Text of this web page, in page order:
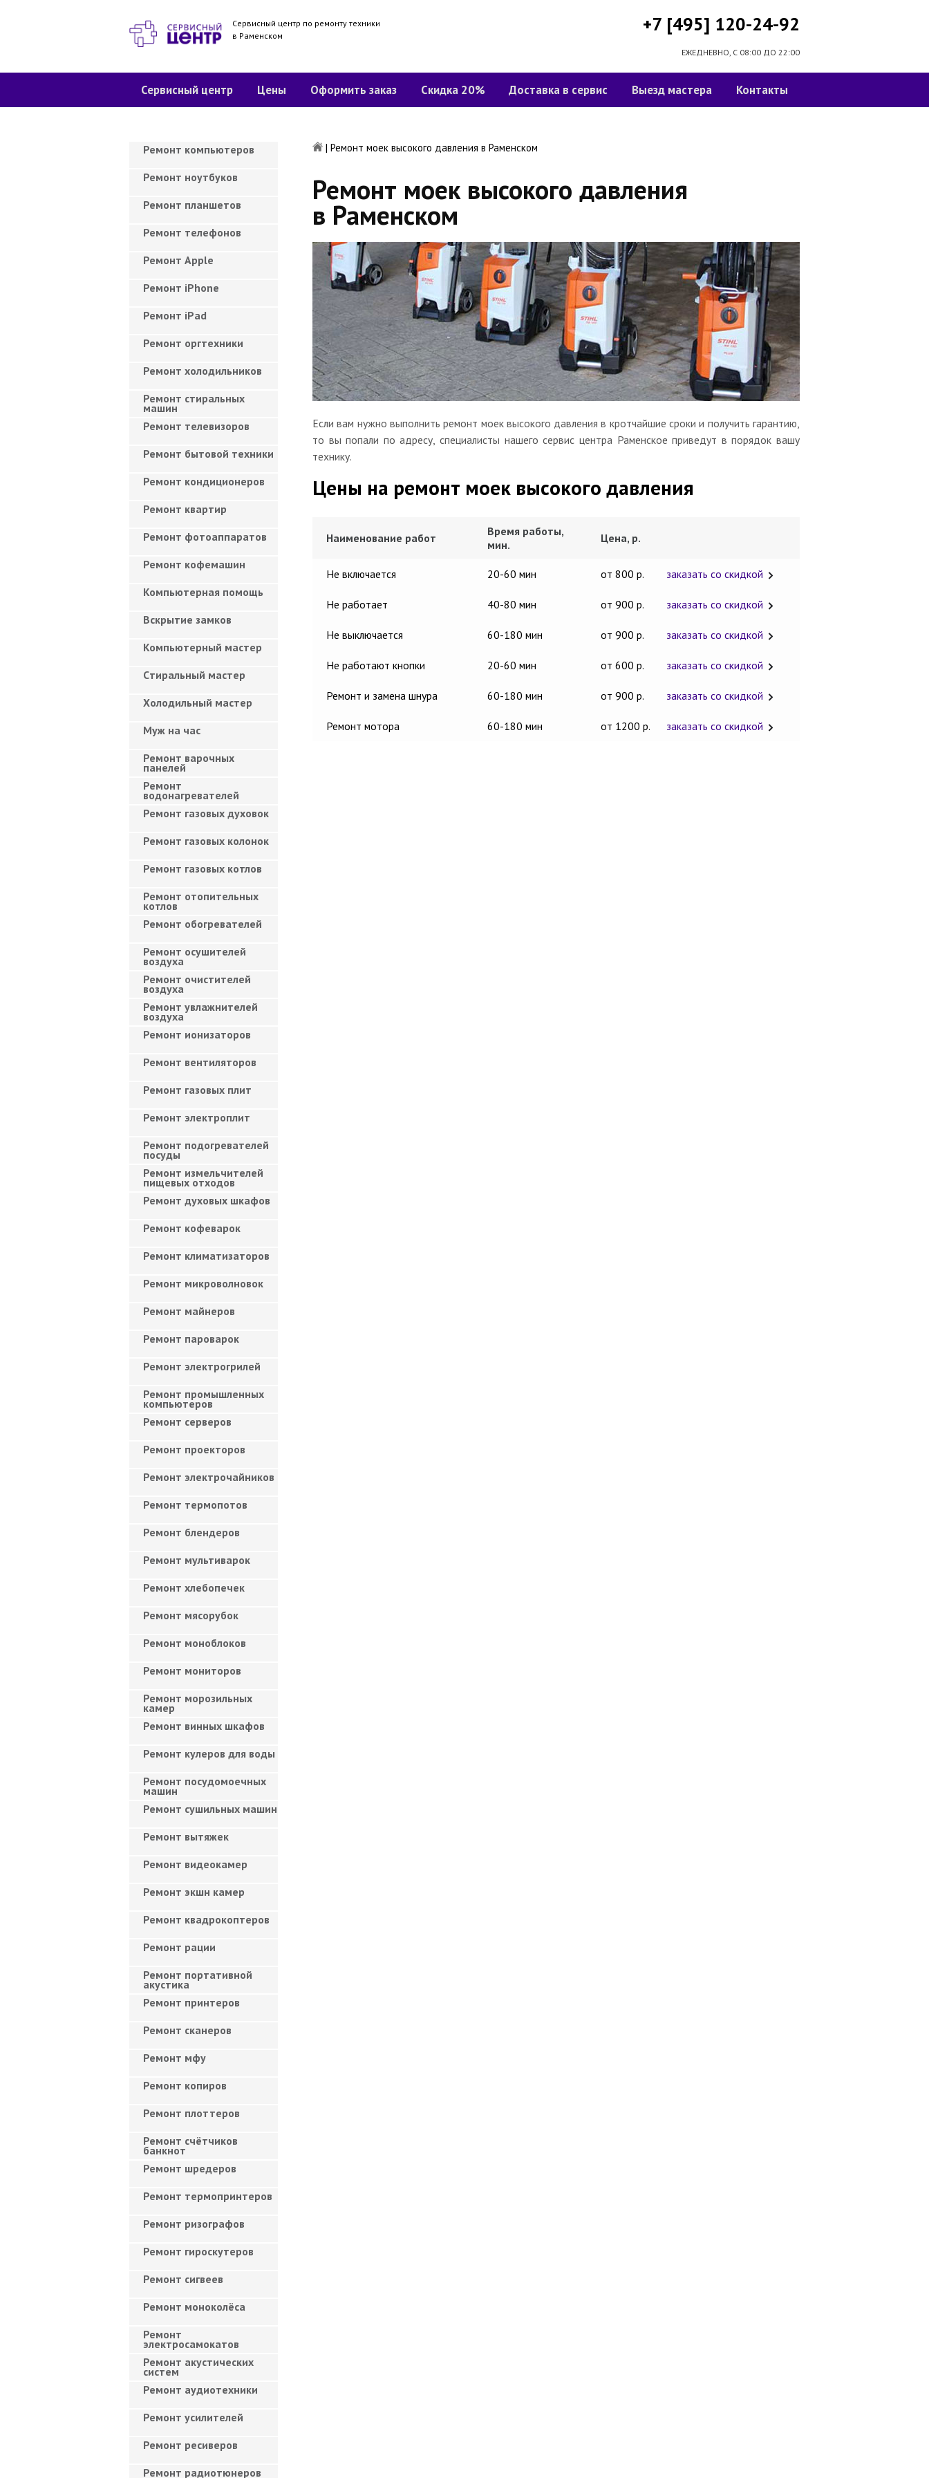
Сервисный центр по ремонту техники
в Раменском
+7 [495] 120-24-92
ЕЖЕДНЕВНО, С 08:00 ДО 22:00
Сервисный центр Цены Оформить заказ Скидка 20% Доставка в сервис Выезд мастера Контакты
| Ремонт моек высокого давления в Раменском
Ремонт моек высокого давления
в Раменском
Если вам нужно выполнить ремонт моек высокого давления в кротчайшие сроки и получить гарантию,
то вы попали по адресу, специалисты нашего сервис центра Раменское приведут в порядок вашу
технику.
Цены на ремонт моек высокого давления
Наименование работ
Время работы,
мин.
Цена, р.
Не включается 20-60 мин от 800 р. заказать со скидкой
Не работает 40-80 мин от 900 р. заказать со скидкой
Не выключается 60-180 мин от 900 р. заказать со скидкой
Не работают кнопки 20-60 мин от 600 р. заказать со скидкой
Ремонт и замена шнура 60-180 мин от 900 р. заказать со скидкой
Ремонт мотора 60-180 мин от 1200 р. заказать со скидкой
Ремонт компьютеров
Ремонт ноутбуков
Ремонт планшетов
Ремонт телефонов
Ремонт Apple
Ремонт iPhone
Ремонт iPad
Ремонт оргтехники
Ремонт холодильников
Ремонт стиральных
машин
Ремонт телевизоров
Ремонт бытовой техники
Ремонт кондиционеров
Ремонт квартир
Ремонт фотоаппаратов
Ремонт кофемашин
Компьютерная помощь
Вскрытие замков
Компьютерный мастер
Cтиральный мастер
Холодильный мастер
Муж на час
Ремонт варочных
панелей
Ремонт
водонагревателей
Ремонт газовых духовок
Ремонт газовых колонок
Ремонт газовых котлов
Ремонт отопительных
котлов
Ремонт обогревателей
Ремонт осушителей
воздуха
Ремонт очистителей
воздуха
Ремонт увлажнителей
воздуха
Ремонт ионизаторов
Ремонт вентиляторов
Ремонт газовых плит
Ремонт электроплит
Ремонт подогревателей
посуды
Ремонт измельчителей
пищевых отходов
Ремонт духовых шкафов
Ремонт кофеварок
Ремонт климатизаторов
Ремонт микроволновок
Ремонт майнеров
Ремонт пароварок
Ремонт электрогрилей
Ремонт промышленных
компьютеров
Ремонт серверов
Ремонт проекторов
Ремонт электрочайников
Ремонт термопотов
Ремонт блендеров
Ремонт мультиварок
Ремонт хлебопечек
Ремонт мясорубок
Ремонт моноблоков
Ремонт мониторов
Ремонт морозильных
камер
Ремонт винных шкафов
Ремонт кулеров для воды
Ремонт посудомоечных
машин
Ремонт сушильных машин
Ремонт вытяжек
Ремонт видеокамер
Ремонт экшн камер
Ремонт квадрокоптеров
Ремонт рации
Ремонт портативной
акустика
Ремонт принтеров
Ремонт сканеров
Ремонт мфу
Ремонт копиров
Ремонт плоттеров
Ремонт счётчиков
банкнот
Ремонт шредеров
Ремонт термопринтеров
Ремонт ризографов
Ремонт гироскутеров
Ремонт сигвеев
Ремонт моноколёса
Ремонт
электросамокатов
Ремонт акустических
систем
Ремонт аудиотехники
Ремонт усилителей
Ремонт ресиверов
Ремонт радиотюнеров